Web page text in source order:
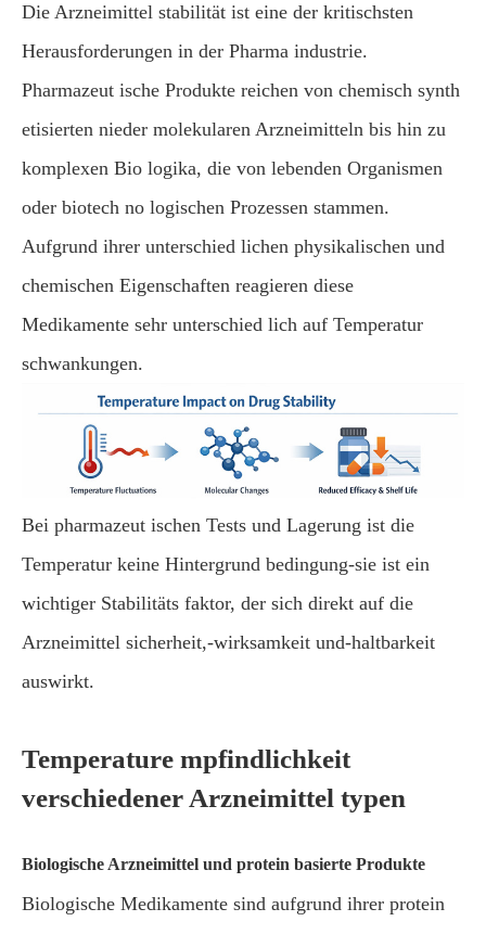
Die Arzneimittel stabilität ist eine der kritischsten
Herausforderungen in der Pharma industrie.
Pharmazeut ische Produkte reichen von chemisch synth
etisierten nieder molekularen Arzneimitteln bis hin zu
komplexen Bio logika, die von lebenden Organismen
oder biotech no logischen Prozessen stammen.
Aufgrund ihrer unterschied lichen physikalischen und
chemischen Eigenschaften reagieren diese
Medikamente sehr unterschied lich auf Temperatur
schwankungen.
Bei pharmazeut ischen Tests und Lagerung ist die
Temperatur keine Hintergrund bedingung-sie ist ein
wichtiger Stabilitäts faktor, der sich direkt auf die
Arzneimittel sicherheit,-wirksamkeit und-haltbarkeit
auswirkt.
Temperature mpfindlichkeit
verschiedener Arzneimittel typen
Biologische Arzneimittel und protein basierte Produkte
Biologische Medikamente sind aufgrund ihrer protein